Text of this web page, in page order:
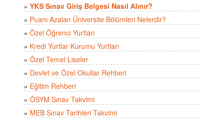
» YKS Sınav Giriş Belgesi Nasıl Alınır?
» Puanı Azalan Üniversite Bölümleri Nelerdir?
» Özel Öğrenci Yurtları
» Kredi Yurtlar Kurumu Yurtları
» Özel Temel Liseler
» Devlet ve Özel Okullar Rehberi
» Eğitim Rehberi
» ÖSYM Sınav Takvimi
» MEB Sınav Tarihleri Takvimi